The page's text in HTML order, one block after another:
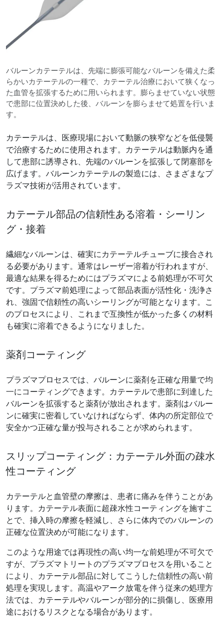
バルーンカテーテルは、先端に膨張可能なバルーンを備えた柔
らかいカテーテルの一種で、カテーテル治療において狭くなっ
た血管を拡張するために用いられます。膨らませていない状態
で患部に位置決めした後、バルーンを膨らませて処置を行いま
す。
カテーテルは、医療現場において動脈の狭窄などを低侵襲
で治療するために使用されます。カテーテルは動脈内を通
して患部に誘導され、先端のバルーンを拡張して閉塞部を
広げます。バルーンカテーテルの製造には、さまざまなプ
ラズマ技術が活用されています。
カテーテル部品の信頼性ある溶着・シーリン
グ・接着
繊細なバルーンは、確実にカテーテルチューブに接合され
る必要があります。通常はレーザー溶着が行われますが、
最適な結果を得るためにはプラズマによる前処理が不可欠
です。プラズマ前処理によって部品表面が活性化・洗浄さ
れ、強固で信頼性の高いシーリングが可能となります。こ
のプロセスにより、これまで互換性が低かった多くの材料
も確実に溶着できるようになりました。
薬剤コーティング
プラズマプロセスでは、バルーンに薬剤を正確な用量で均
一にコーティングできます。カテーテルで患部に到達した
バルーンを拡張すると薬剤が放出されます。薬剤はバルー
ンに確実に密着していなければならず、体内の所定部位で
安全かつ正確な量が投与されることが求められます。
スリップコーティング：カテーテル外面の疎水
性コーティング
カテーテルと血管壁の摩擦は、患者に痛みを伴うことがあ
ります。カテーテル表面に超疎水性コーティングを施すこ
とで、挿入時の摩擦を軽減し、さらに体内でのバルーンの
正確な位置決めが可能になります。
このような用途では再現性の高い均一な前処理が不可欠で
すが、プラズマトリートのプラズマプロセスを用いること
により、カテーテル部品に対してこうした信頼性の高い前
処理を実現します。高温やアーク放電を伴う従来の処理方
法では、カテーテルやバルーンが部分的に損傷し、医療用
途におけるリスクとなる場合があります。